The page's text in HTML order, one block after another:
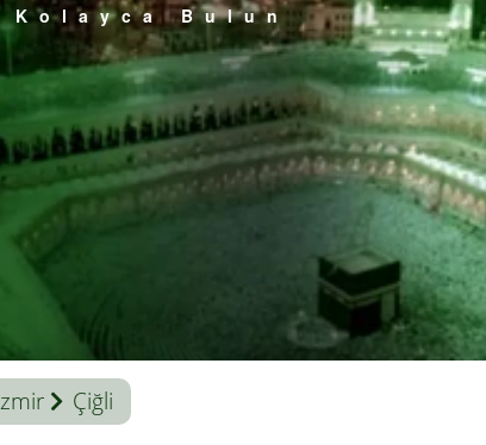
Kolayca Bulun
Çiğli